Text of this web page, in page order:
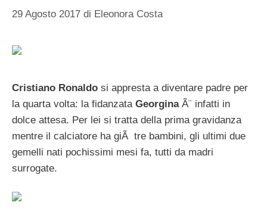
29 Agosto 2017 di Eleonora Costa
Cristiano Ronaldo si appresta a diventare padre per
la quarta volta: la fidanzata GeorginaÃ¨ infatti in
dolce attesa. Per lei si tratta della prima gravidanza
mentre il calciatore ha giÃ tre bambini, gli ultimi due
gemelli nati pochissimi mesi fa, tutti da madri
surrogate.